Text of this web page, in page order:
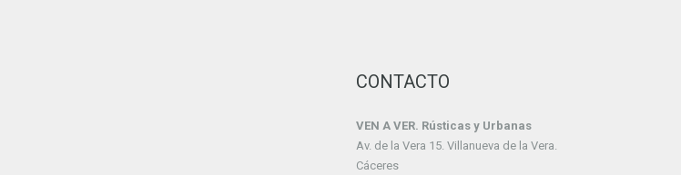
CONTACTO
VEN A VER. Rústicas y Urbanas
Av. de la Vera 15. Villanueva de la Vera.
Cáceres